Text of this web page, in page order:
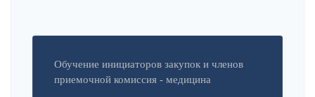
Обучение инициаторов закупок и членов
приемочной комиссия - медицина